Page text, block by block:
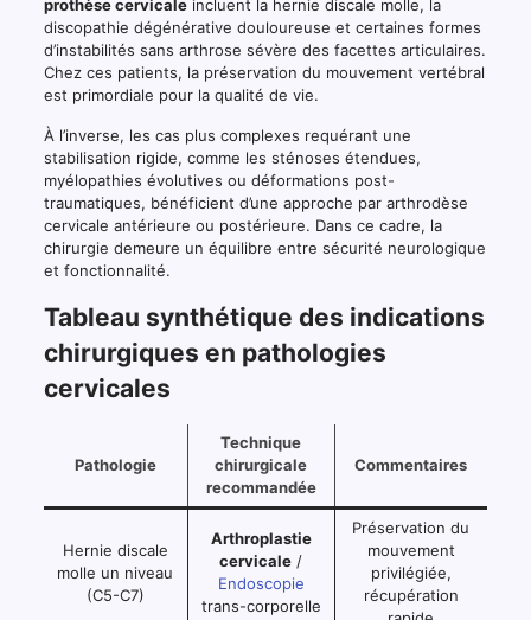
prothèse cervicaleincluent la hernie discale molle, la
discopathie dégénérative douloureuse et certaines formes
d’instabilités sans arthrose sévère des facettes articulaires.
Chez ces patients, la préservation du mouvement vertébral
est primordiale pour la qualité de vie.
À l’inverse, les cas plus complexes requérant une
stabilisation rigide, comme les sténoses étendues,
myélopathies évolutives ou déformations post-
traumatiques, bénéficient d’une approche par arthrodèse
cervicale antérieure ou postérieure. Dans ce cadre, la
chirurgie demeure un équilibre entre sécurité neurologique
et fonctionnalité.
Tableau synthétique des indications
chirurgiques en pathologies
cervicales
Pathologie
Technique
chirurgicale
recommandée
Commentaires
Hernie discale
molle un niveau
(C5-C7)
Arthroplastie
cervicale /
Endoscopie
trans-corporelle
Préservation du
mouvement
privilégiée,
récupération